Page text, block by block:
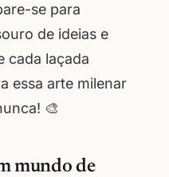
se para
de ideias e
cada laçada
essa arte milenar
🎨
mundo de